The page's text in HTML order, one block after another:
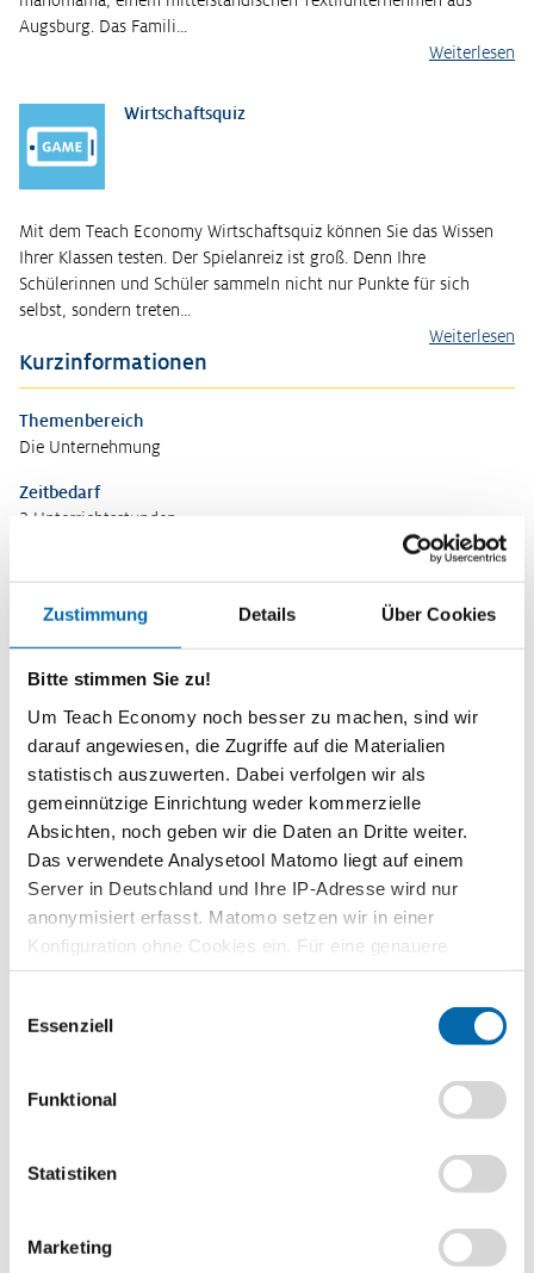
Zustimmung Details Über Cookies
Bitte stimmen Sie zu!
Um Teach Economy noch besser zu machen, sind wir
darauf angewiesen, die Zugriffe auf die Materialien
statistisch auszuwerten. Dabei verfolgen wir als
gemeinnützige Einrichtung weder kommerzielle
Absichten, noch geben wir die Daten an Dritte weiter.
Das verwendete Analysetool Matomo liegt auf einem
Server in Deutschland und Ihre IP-Adresse wird nur
anonymisiert erfasst. Matomo setzen wir in einer
Konfiguration ohne Cookies ein. Für eine genauere
Analyse bitte wir Sie, auch den optional wählbaren
Essenziell
Funktional
Statistiken
Marketing
Augsburg. Das Famili…
Weiterlesen
Wirtschaftsquiz
Mit dem Teach Economy Wirtschaftsquiz können Sie das Wissen
Ihrer Klassen testen. Der Spielanreiz ist groß. Denn Ihre
Schülerinnen und Schüler sammeln nicht nur Punkte für sich
selbst, sondern treten…
Weiterlesen
Kurzinformationen
Themenbereich
Die Unternehmung
Zeitbedarf
2 Unterrichtsstunden
setzen sich mit ihren eigenen und den Vorstellungen anderer
zu Unternehmertum auseinander.
können anhand von Fallbeispielen die Geschäftsidee,
Eigenschaften und Ziele der Unternehmerinnen beschreiben
und Gemeinsamkeiten sowie Unterschiede ermitteln.
erklären das Konzept Social Entrepreneurship und analysieren
vor diesem Hintergrund exemplarische Unternehmungen.
diskutieren den gesellschaftlichen Beitrag von Unternehmen.
Format
Schlagwörter
Unternehmensgründung
Erscheinungsjahr